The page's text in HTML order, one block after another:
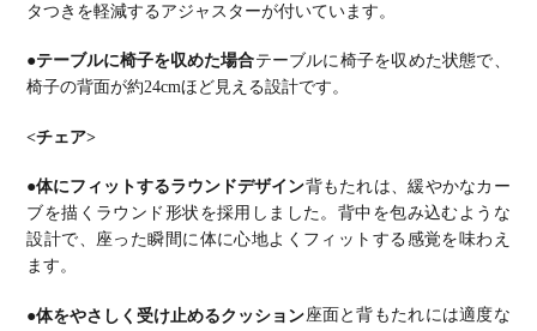
タつきを軽減するアジャスターが付いています。
●テーブルに椅子を収めた場合テーブルに椅子を収めた状態で、
椅子の背面が約24cmほど見える設計です。
<チェア>
●体にフィットするラウンドデザイン背もたれは、緩やかなカー
ブを描くラウンド形状を採用しました。 背中を包み込むような
設計で、座った瞬間に体に心地よくフィットする感覚を味わえ
ます。
●体をやさしく受け止めるクッション座面と背もたれには適度な